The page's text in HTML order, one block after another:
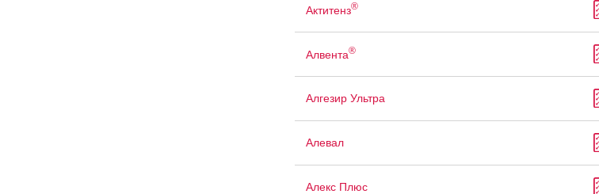
Актитенз®
Алвента®
Алгезир Ультра
Алевал
Алекс Плюс